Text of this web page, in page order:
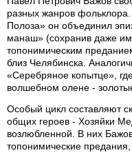
разных жанров
Полоза» он объединил
манаш» (сохранив даже
топонимическим
близ Челябинска.
«Серебряное копытце»,
волшебном олене -
Особый цикл составляют
общих героев - Хозяйки
возлюбленной. В них
топонимические